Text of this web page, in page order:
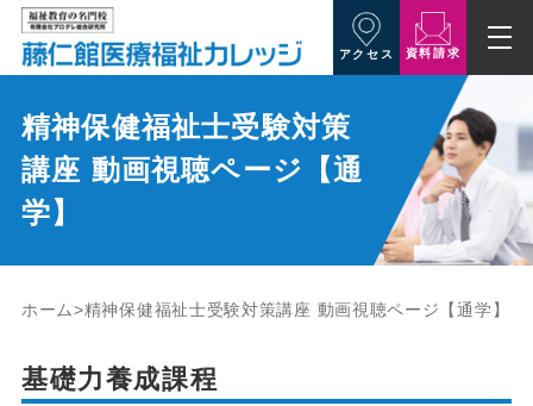
アクセス 資料請求
精神保健福祉士受験対策
講座 動画視聴ページ【通
学】
ホーム 精神保健福祉士受験対策講座 動画視聴ページ【通学】
基礎力養成課程